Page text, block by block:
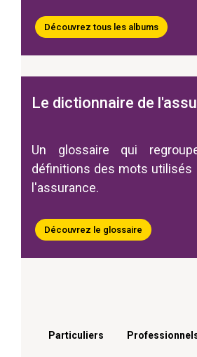
Découvrez tous les albums
Le dictionnaire de
Un glossaire qui
définitions des mots utilisés
l'assurance.
Découvrez le glossaire
Menu footer
Particuliers